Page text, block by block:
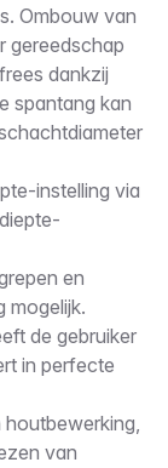
Ombouw van
gereedschap
dankzij
spantang kan
instelling via
en
mogelijk.
de gebruiker
in perfecte
van